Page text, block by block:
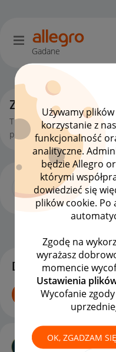
Używamy
korzystanie z
funkcjonalność
analityczne.
będzie Allegro
którymi
dowiedzieć się
plików cookie.
Zgodę na
wyrażasz
momencie
Ustawienia
Wycofanie
OK, ZGADZAM SIĘ
Gadane
Zaawansowani
Tu poruszamy bardziej
prowadzeniem sprzedaży
Dyskusje
Brak